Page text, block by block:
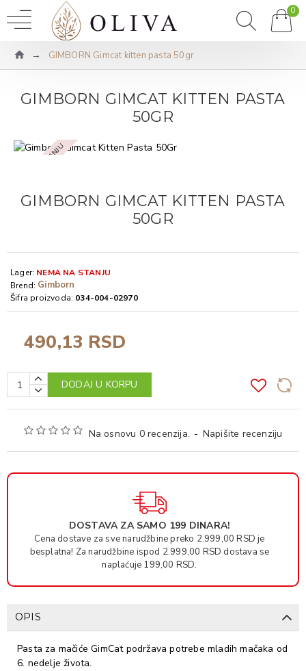
0
GIMBORN Gimcat kitten pasta 50gr
GIMBORN GIMCAT KITTEN PASTA
50GR
NEMA NA STANJU
GIMBORN GIMCAT KITTEN PASTA
50GR
Na osnovu 0 recenzija. - Napišite recenziju
490,13 RSD
Lager: NEMA NA STANJU
Brend: Gimborn
Šifra proizvoda: 034-004-02970
DODAJ U KORPU
DOSTAVA ZA SAMO 199 DINARA!
Cena dostave za sve narudžbine preko 2.999,00 RSD je
besplatna! Za narudžbine ispod 2.999,00 RSD dostava se
naplaćuje 199,00 RSD.
OPIS
Pasta za mačiće GimCat podržava potrebe mladih mačaka od
6. nedelje života.